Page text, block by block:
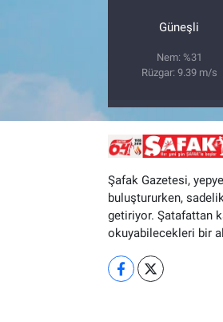
Güneşli
Nem: %31
Rüzgar: 9.39 m/s
Şafak Gazetesi,
buluştururken,
getiriyor. Şatafattan
okuyabilecekleri bir